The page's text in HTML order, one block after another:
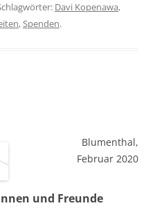
Davi Kopenawa,
,Spenden.
Blumenthal,
Februar 2020
und Freunde